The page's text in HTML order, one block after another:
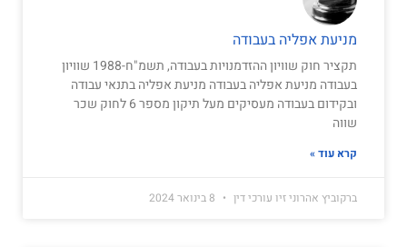
מניעת אפליה בעבודה
תקציר ​חוק שוויון ההזדמנויות בעבודה, תשמ"ח-1988 שוויון
בעבודה מניעת אפליה בעבודה מניעת אפליה בתנאי עבודה
ובקידום בעבודה מעסיקים מעל תיקון מספר 6 לחוק שכר
שווה
קרא עוד »
ברקוביץ אהרוני זיו עורכי דין